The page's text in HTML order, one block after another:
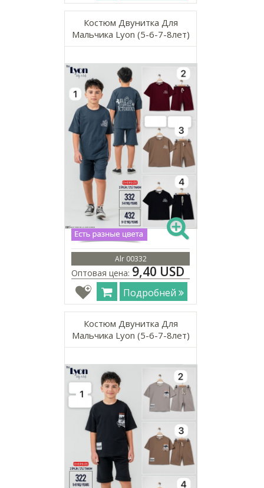
Костюм Двунитка Для
Мальчика Lyon (5-6-7-8лет)
Alr 00332
Оптовая цена: 9,40 USD
Подробней
Костюм Двунитка Для
Мальчика Lyon (5-6-7-8лет)